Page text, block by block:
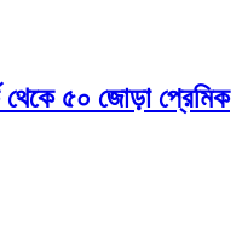
থেকে ৫০ জোড়া প্রেমিক